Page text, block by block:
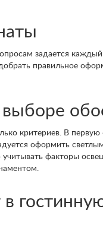
задается
правильное
критериев. В
оформить
факторы